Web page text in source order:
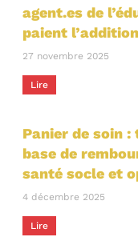
agent.es de
paient
27 novembre 2025
Lire
Panier de soin
base de
santé socle et
4 décembre 2025
Lire